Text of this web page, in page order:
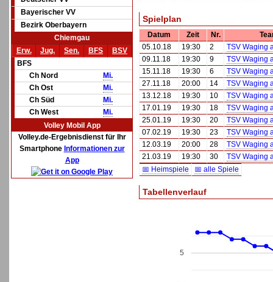
Bayerischer VV
Bezirk Oberbayern
Chiemgau
Erw.
Jug. Sen. BFS
BSV
BFS
Ch Nord
Mi.
Ch Ost
Mi.
Ch Süd
Mi.
Ch West
Mi.
Volley Mobil App
Volley.de-Ergebnisdienst für Ihr
Smartphone Informationen zur
App
Spielplan
Datum Zeit Nr.
05.10.18
19:30 2
TSV Waging
09.11.18
19:30 9
TSV Waging
15.11.18
19:30 6
TSV Waging
27.11.18
20:00 14
TSV Waging
13.12.18
19:30 10
TSV Waging
17.01.19
19:30 18
TSV Waging
25.01.19
19:30 20
TSV Waging
07.02.19
19:30 23
TSV Waging
12.03.19
20:00 28
TSV Waging
21.03.19
19:30 30
TSV Waging
📅 Heimspiele
📅 alle Spiele
Tabellenverlauf
5